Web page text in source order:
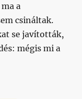
a
csináltak.
se javították,
mégis mi a